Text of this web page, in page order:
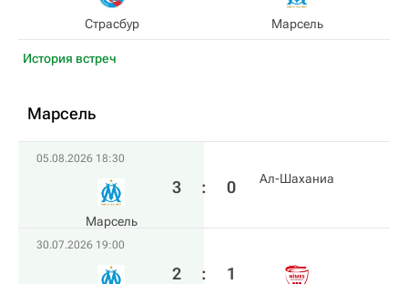
Страсбур Марсель
История встреч
Марсель
05.08.2026 18:30
Марсель
3 : 0 Ал-Шаханиа
30.07.2026 19:00
2 : 1